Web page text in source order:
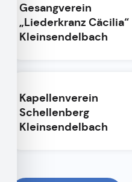
Gesangverein
„Liederkranz Cäcilia“
Kleinsendelbach
Kapellenverein
Schellenberg
Kleinsendelbach